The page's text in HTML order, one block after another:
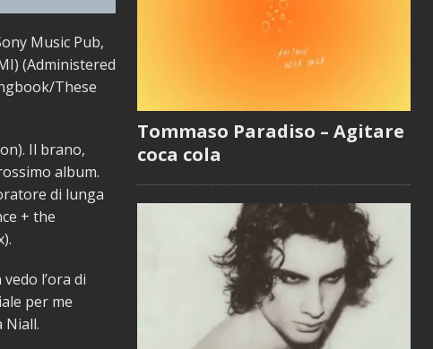
Music Pub,
(Administered
These
Il brano,
album.
di lunga
+ the
l’ora di
per me
Niall.
Tommaso Paradiso – Agitare
coca cola